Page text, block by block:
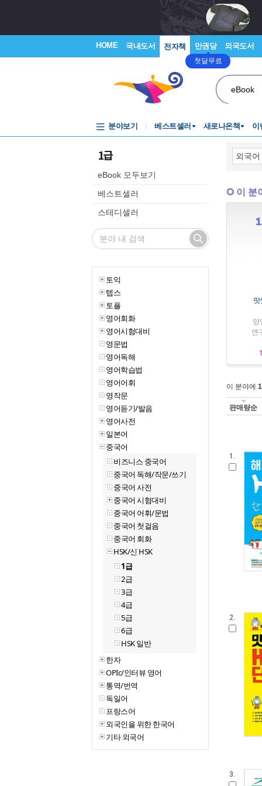
HOME 국내도서 전자책 만권당
첫달무료
외국도서
eBook
분야보기 베스트셀러 새로나온책 이
1급
eBook 모두보기
베스트셀러
스테디셀러
토익
텝스
토플
영어회화
영어시험대비
영문법
영어독해
영어학습법
영어어휘
영작문
영어듣기/발음
영어사전
일본어
중국어
비즈니스 중국어
중국어 독해/작문/쓰기
중국어 사전
중국어 시험대비
중국어 어휘/문법
중국어 첫걸음
중국어 회화
HSK/신 HSK
1급
2급
3급
4급
5급
6급
HSK 일반
한자
OPIc/인터뷰 영어
통역/번역
독일어
프랑스어
외국인을 위한 한국어
기타 외국어
이 분
양
연
이 분야에
판매량순
1.
2.
3.